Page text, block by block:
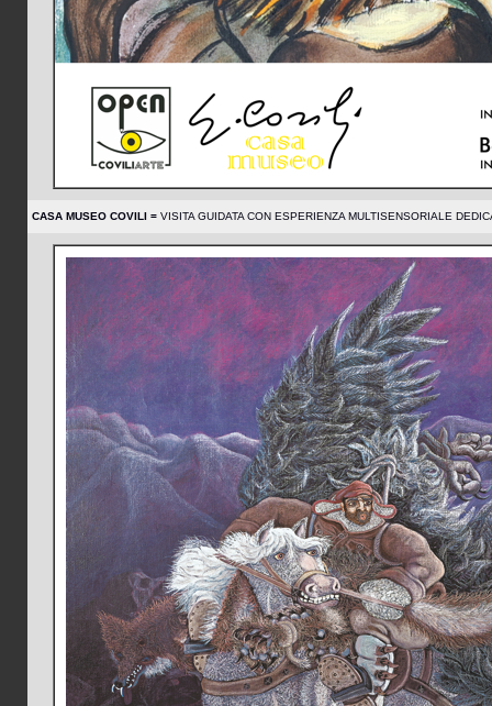
CASA MUSEO COVILI = VISITA GUIDATA CON ESPERIENZA MULTISENSORIALE